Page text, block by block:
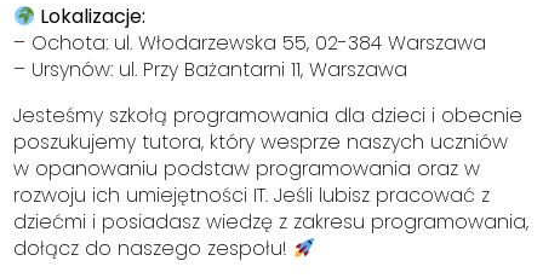
Lokalizacje:
– Ochota: ul. Włodarzewska 55, 02-384 Warszawa
– Ursynów: ul. Przy Bażantarni 11, Warszawa
Jesteśmy szkołą programowania dla dzieci i obecnie
poszukujemy tutora, który wesprze naszych uczniów
w opanowaniu podstaw programowania oraz w
rozwoju ich umiejętności IT. Jeśli lubisz pracować z
dziećmi i posiadasz wiedzę z zakresu programowania,
dołącz do naszego zespołu!